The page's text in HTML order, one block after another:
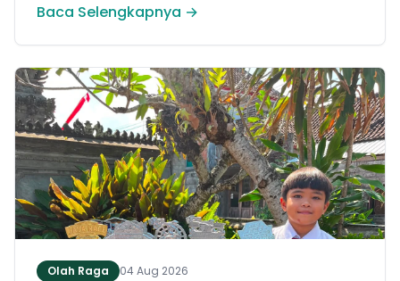
Mustika Rasa—buku kumpulan resep Nusantara
Indonesia, Ir. Soekarno. Melalui panduan resep
historis tersebut, para peserta berhasil
menghidangkan berbagai kreasi olahan pangan
lokal yang tidak hanya lezat tetapi juga bergizi,
beragam, aman dan seimbang.
Baca Selengkapnya →
Olah Raga 04 Aug 2026